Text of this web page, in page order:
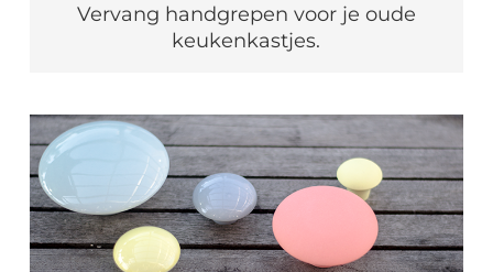
Vervang handgrepen voor je oude
keukenkastjes.